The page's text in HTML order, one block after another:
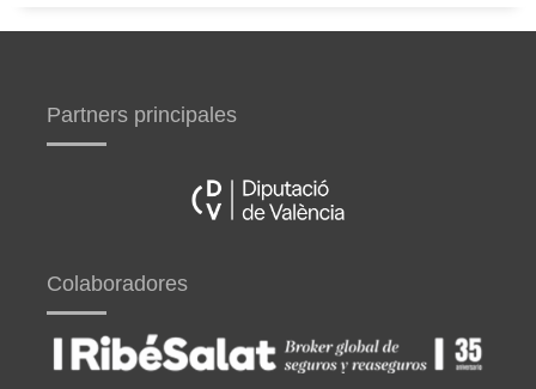
Partners principales
Colaboradores